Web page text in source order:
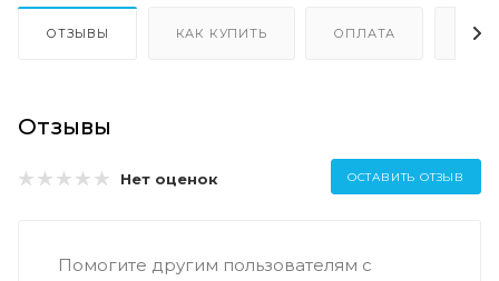
ОТЗЫВЫ КАК КУПИТЬ ОПЛАТА
Отзывы
Нет оценок ОСТАВИТЬ ОТЗЫВ
Помогите другим пользователям с